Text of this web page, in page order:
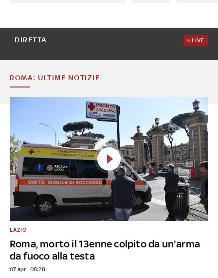
DIRETTA LIVE
ROMA: ULTIME NOTIZIE
Roma, morto il 13enne colpito da un'arma
da fuoco alla testa
LAZIO
07 apr - 08:28